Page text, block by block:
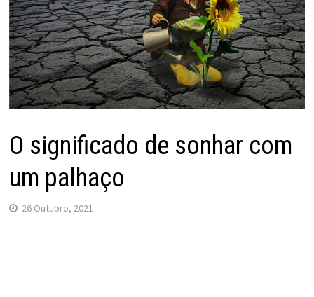
O significado de sonhar com
um palhaço
26 Outubro, 2021